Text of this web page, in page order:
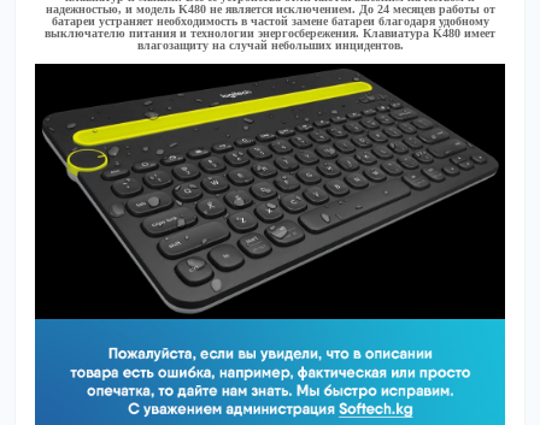
надежностью, и модель K480 не является исключением. До 24 месяцев работы от
батареи устраняет необходимость в частой замене батареи благодаря удобному
выключателю питания и технологии энергосбережения. Клавиатура K480 имеет
влагозащиту на случай небольших инцидентов.